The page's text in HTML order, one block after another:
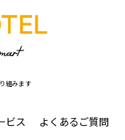
組みます
ビス
よくあるご質問